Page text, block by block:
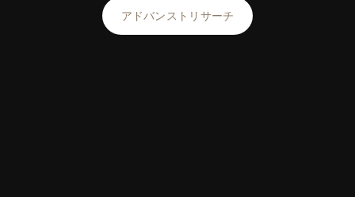
アドバンストリサーチ